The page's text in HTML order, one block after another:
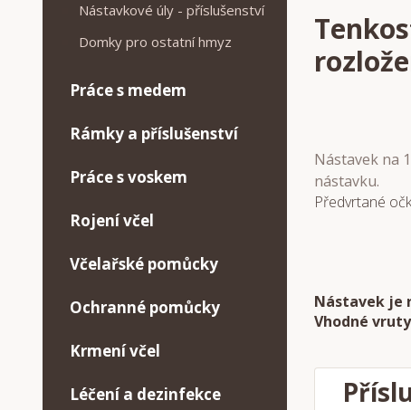
Nástavek na
nástavku.
Předvrtané
Nástavek je
Vhodné
Nástavkové úly - příslušenství
Domky pro ostatní hmyz
Práce s medem
Rámky a příslušenství
Práce s voskem
Rojení včel
Včelařské pomůcky
Ochranné pomůcky
Krmení včel
Léčení a dezinfekce